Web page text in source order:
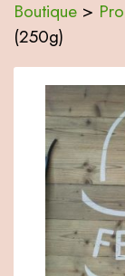
Boutique >
(250g)